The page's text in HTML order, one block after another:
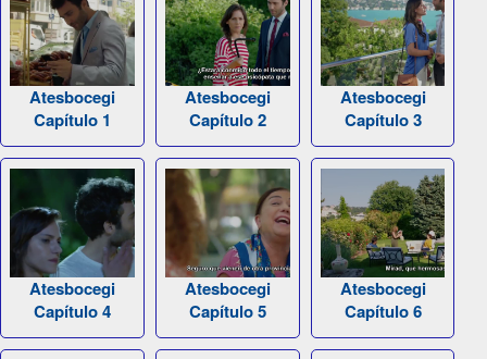
Atesbocegi
Capítulo 1
Atesbocegi
Capítulo 2
Atesbocegi
Capítulo 3
Atesbocegi
Capítulo 4
Atesbocegi
Capítulo 5
Atesbocegi
Capítulo 6